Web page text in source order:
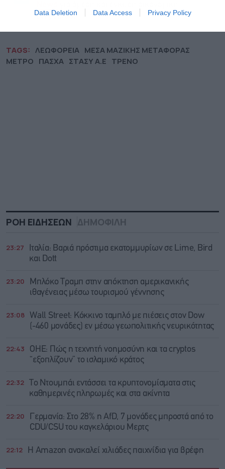
Data Deletion Data Access Privacy Policy
ενημέρωση!
TAGS: ΛΕΩΦΟΡΕΙΑ ΜΕΣΑ ΜΑΖΙΚΗΣ ΜΕΤΑΦΟΡΑΣ
ΜΕΤΡΟ ΠΑΣΧΑ ΣΤΑΣΥ Α.Ε ΤΡΕΝΟ
ΡΟΗ ΕΙΔΗΣΕΩΝ ΔΗΜΟΦΙΛΗ
23:27
Ιταλία: Βαριά πρόστιμα εκατομμυρίων σε Lime, Bird
και Dott
23:20
Μπλόκο Τραμπ στην απόκτηση αμερικανικής
ιθαγένειας μέσω τουρισμού γέννησης
23:08
Wall Street: Κόκκινο ταμπλό με πιέσεις στον Dow
(-460 μονάδες) εν μέσω γεωπολιτικής νευρικότητας
22:43
ΟΗΕ: Πώς η τεχνητή νοημοσύνη και τα cryptos
“εξοπλίζουν” το ισλαμικό κράτος
22:32
Το Ντουμπάι εντάσσει τα κρυπτονομίσματα στις
καθημερινές πληρωμές και στα ακίνητα
22:20
Γερμανία: Στο 28% η AfD, 7 μονάδες μπροστά από το
CDU/CSU του καγκελάριου Μερτς
22:12 Η Amazon ανακαλεί χιλιάδες παιχνίδια για βρέφη